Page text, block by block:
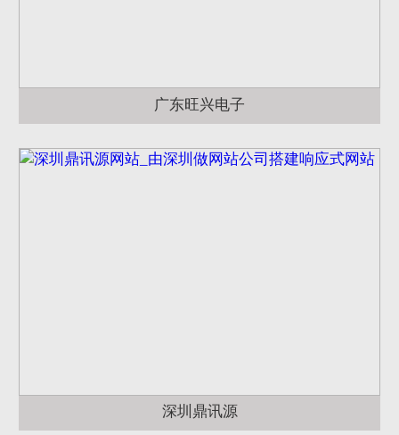
广东旺兴电子
深圳鼎讯源